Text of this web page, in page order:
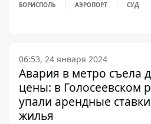
БОРИСПОЛЬ АЭРОПОРТ СУД
06:53, 24 января 2024
Авария в метро съела
цены: в Голосеевском
упали арендные
жилья